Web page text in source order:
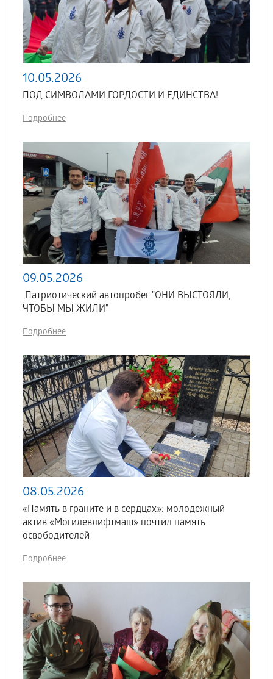
10.05.2026
ПОД СИМВОЛАМИ ГОРДОСТИ И ЕДИНСТВА!
Подробнее
09.05.2026
Патриотический автопробег "ОНИ ВЫСТОЯЛИ,
ЧТОБЫ МЫ ЖИЛИ"
Подробнее
08.05.2026
«Память в граните и в сердцах»: молодежный
актив «Могилевлифтмаш» почтил память
освободителей
Подробнее